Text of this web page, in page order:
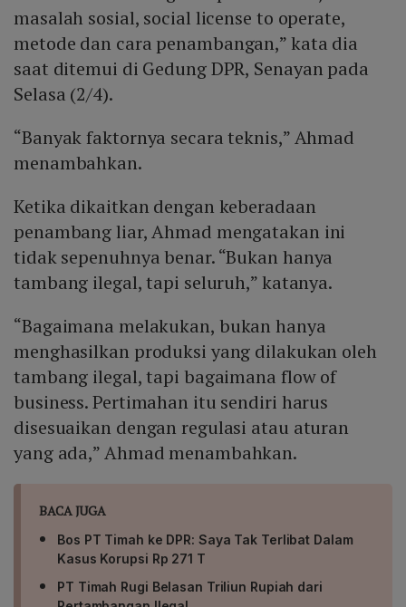
masalah sosial, social license to operate,
metode dan cara penambangan,” kata dia
saat ditemui di Gedung DPR, Senayan pada
Selasa (2/4).
“Banyak faktornya secara teknis,” Ahmad
menambahkan.
Ketika dikaitkan dengan keberadaan
penambang liar, Ahmad mengatakan ini
tidak sepenuhnya benar. “Bukan hanya
tambang ilegal, tapi seluruh,” katanya.
“Bagaimana melakukan, bukan hanya
menghasilkan produksi yang dilakukan oleh
tambang ilegal, tapi bagaimana flow of
business. Pertimahan itu sendiri harus
disesuaikan dengan regulasi atau aturan
yang ada,” Ahmad menambahkan.
BACA JUGA
Bos PT Timah ke DPR: Saya Tak Terlibat Dalam
Kasus Korupsi Rp 271 T
PT Timah Rugi Belasan Triliun Rupiah dari